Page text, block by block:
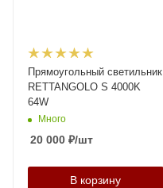
Прямоугольный светильник
RETTANGOLO S 4000K
64W
Много
20 000 ₽/шт
В корзину